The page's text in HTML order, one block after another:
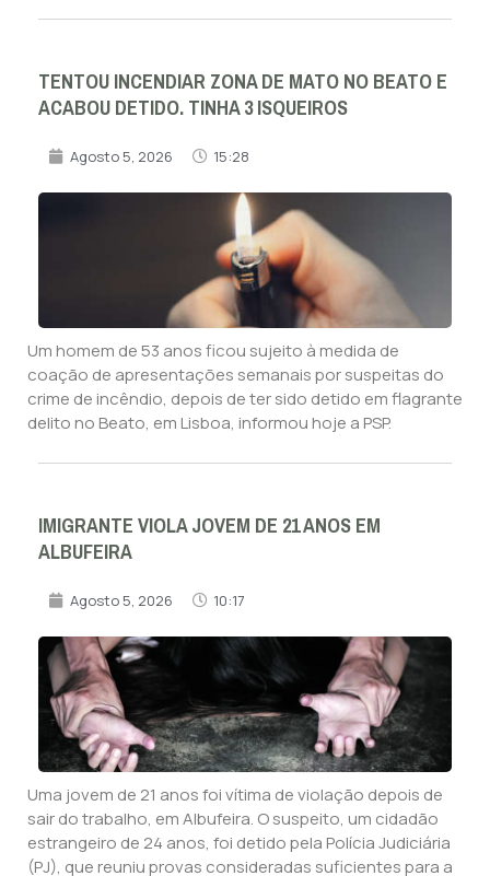
TENTOU INCENDIAR ZONA DE MATO NO BEATO E
ACABOU DETIDO. TINHA 3 ISQUEIROS
Agosto 5, 2026 15:28
Um homem de 53 anos ficou sujeito à medida de
coação de apresentações semanais por suspeitas do
crime de incêndio, depois de ter sido detido em flagrante
delito no Beato, em Lisboa, informou hoje a PSP.
IMIGRANTE VIOLA JOVEM DE 21 ANOS EM
ALBUFEIRA
Agosto 5, 2026 10:17
Uma jovem de 21 anos foi vítima de violação depois de
sair do trabalho, em Albufeira. O suspeito, um cidadão
estrangeiro de 24 anos, foi detido pela Polícia Judiciária
(PJ), que reuniu provas consideradas suficientes para a